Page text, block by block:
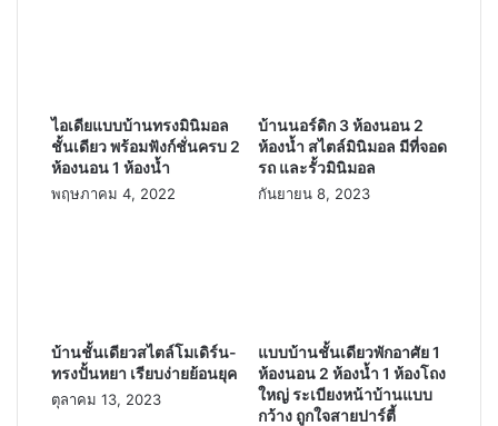
ไอเดียแบบบ้านทรงมินิมอล
ชั้นเดียว พร้อมฟังก์ชั่นครบ 2
ห้องนอน 1 ห้องน้ำ
พฤษภาคม 4, 2022
บ้านนอร์ดิก 3 ห้องนอน 2
ห้องน้ำ สไตล์มินิมอล มีที่จอด
รถ และรั้วมินิมอล
กันยายน 8, 2023
บ้านชั้นเดียวสไตล์โมเดิร์น-
ทรงปั้นหยา เรียบง่ายย้อนยุค
ตุลาคม 13, 2023
แบบบ้านชั้นเดียวพักอาศัย 1
ห้องนอน 2 ห้องน้ำ 1 ห้องโถง
ใหญ่ ระเบียงหน้าบ้านแบบ
กว้าง ถูกใจสายปาร์ตี้